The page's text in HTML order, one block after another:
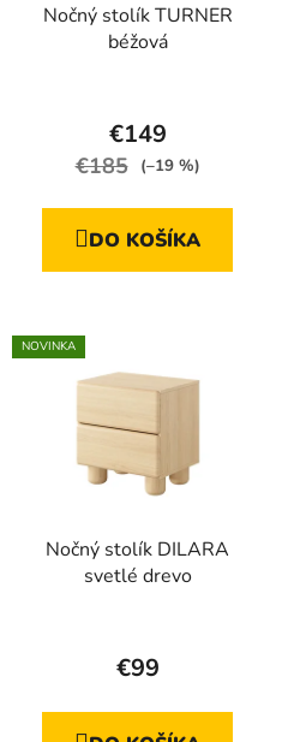
Nočný stolík TURNER
béžová
hodnotenie
produktu
z
€149
€185 (–19 %)
DO KOŠÍKA
NOVINKA
Nočný stolík DILARA
svetlé drevo
€99